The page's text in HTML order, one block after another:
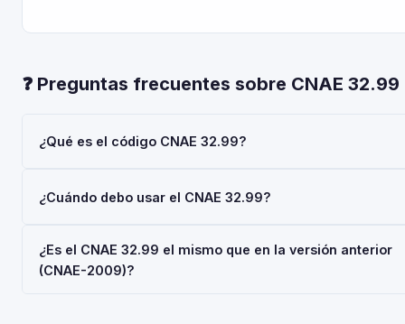
❓ Preguntas frecuentes sobre CNAE 32.99
¿Qué es el código CNAE 32.99?
manufactureras n.c.o.p.', según la Clasificación Nacional de
Decreto 10/2025. Es un código de nivel 'Clase' usado en
oficiales en España.
¿Cuándo debo usar el CNAE 32.99?
industrias manufactureras n.c.o.p.'. Deberás indicarlo al darte
en la Seguridad Social (RETA), al registrar una sociedad en
¿Es el CNAE 32.99 el mismo que en la versión anterior
(CNAE-2009)?